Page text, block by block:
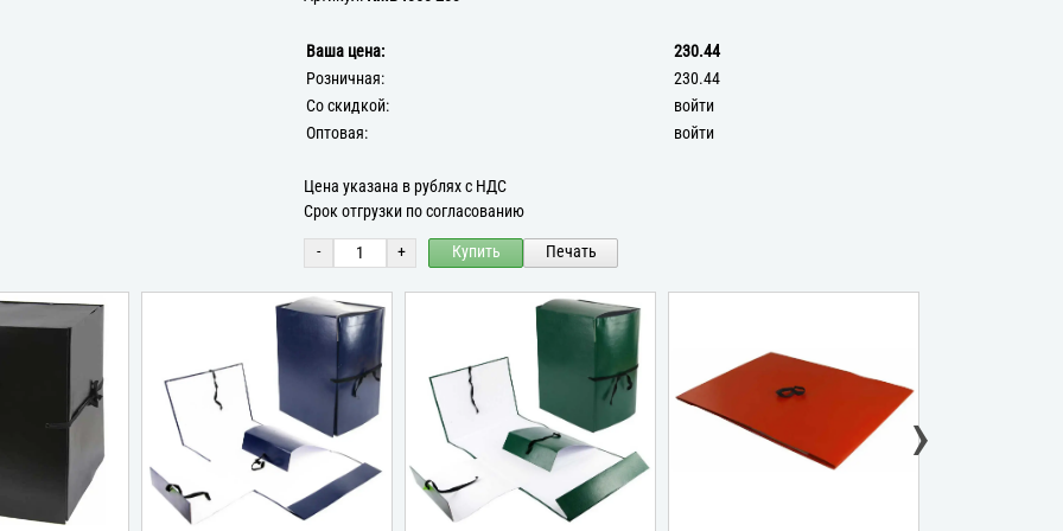
Ваша цена:
230.44
Розничная:
230.44
Со скидкой:
войти
Оптовая:
войти
Цена указана в рублях с НДС
Срок отгрузки по согласованию
- + Купить Печать
›